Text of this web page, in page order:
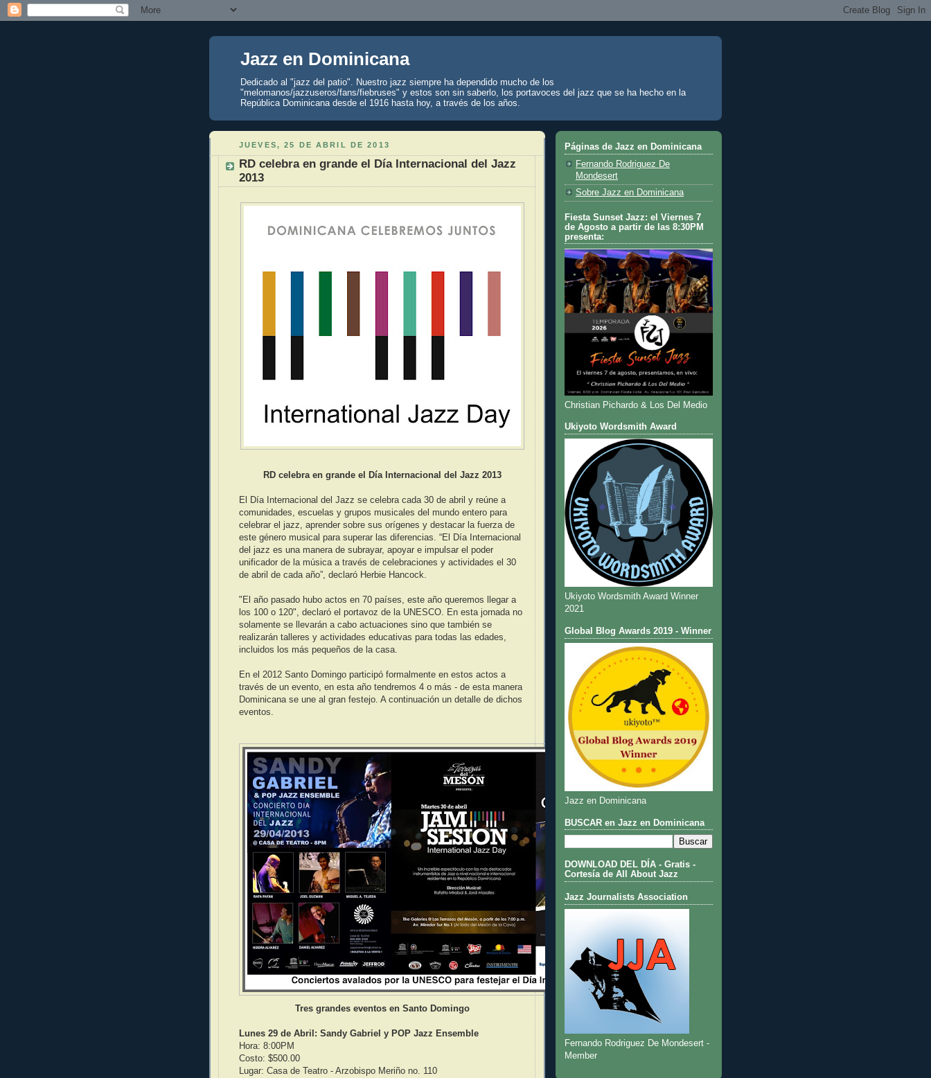
Jazz en Dominicana
Dedicado al "jazz del patio". Nuestro jazz siempre ha dependido mucho de los
"melomanos/jazzuseros/fans/fiebruses" y estos son sin saberlo, los portavoces del jazz que se ha hecho en la
República Dominicana desde el 1916 hasta hoy, a través de los años.
JUEVES, 25 DE ABRIL DE 2013
RD celebra en grande el Día Internacional del Jazz
2013
RD celebra en grande el Día Internacional del Jazz 2013
El Día Internacional del Jazz se celebra cada 30 de abril y reúne a
comunidades, escuelas y grupos musicales del mundo entero para
celebrar el jazz, aprender sobre sus orígenes y destacar la fuerza de
este género musical para superar las diferencias. “El Día Internacional
del jazz es una manera de subrayar, apoyar e impulsar el poder
unificador de la música a través de celebraciones y actividades el 30
de abril de cada año”, declaró Herbie Hancock.
"El año pasado hubo actos en 70 países, este año queremos llegar a
los 100 o 120", declaró el portavoz de la UNESCO. En esta jornada no
solamente se llevarán a cabo actuaciones sino que también se
realizarán talleres y actividades educativas para todas las edades,
incluidos los más pequeños de la casa.
En el 2012 Santo Domingo participó formalmente en estos actos a
través de un evento, en esta año tendremos 4 o más - de esta manera
Dominicana se une al gran festejo. A continuación un detalle de dichos
eventos.
Tres grandes eventos en Santo Domingo
Lunes 29 de Abril: Sandy Gabriel y POP Jazz Ensemble
Hora: 8:00PM
Costo: $500.00
Lugar: Casa de Teatro - Arzobispo Meriño no. 110
Páginas de Jazz en Dominicana
Fernando Rodriguez De
Mondesert
Sobre Jazz en Dominicana
Fiesta Sunset Jazz: el Viernes 7
de Agosto a partir de las 8:30PM
presenta:
Christian Pichardo & Los Del Medio
Ukiyoto Wordsmith Award
Ukiyoto Wordsmith Award Winner
2021
Global Blog Awards 2019 - Winner
Jazz en Dominicana
BUSCAR en Jazz en Dominicana
DOWNLOAD DEL DÍA - Gratis -
Cortesía de All About Jazz
Jazz Journalists Association
Fernando Rodriguez De Mondesert -
Member